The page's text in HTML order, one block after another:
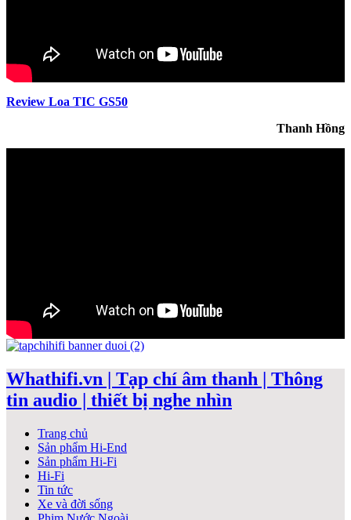
Review Loa TIC GS50
Thanh Hồng
Whathifi.vn | Tạp chí âm thanh | Thông
tin audio | thiết bị nghe nhìn
Trang chủ
Sản phẩm Hi-End
Sản phẩm Hi-Fi
Hi-Fi
Tin tức
Xe và đời sống